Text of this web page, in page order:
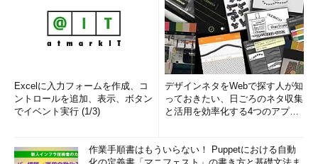
Excelに入力フォームを作成、コ
ントロールを追加、表示、ボタン
でイベント実行 (1/3)
デザインネタをWebで探す人が知
っておきたい、日ごろのネタ収集
と活用を効率化する4つのアプリ
作業手順書はもういらない！ Puppetにおける自動